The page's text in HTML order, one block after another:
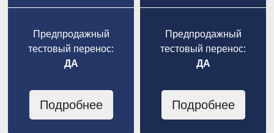
Предпродажный
тестовый перенос:
ДА
Подробнее
Предпродажный
тестовый перенос:
ДА
Подробнее